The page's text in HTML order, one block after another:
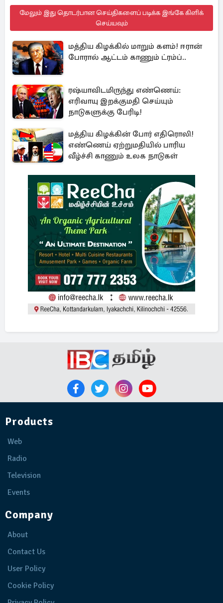
மேலும் இது தொடர்பான செய்திகளைப் படிக்க இங்கே கிளிக்
செய்யவும்
மத்திய கிழக்கில் மாறும் களம்! ஈரான்
போரால் ஆட்டம் காணும் ட்ரம்ப்..
ரஷ்யாவிடமிருந்து எண்ணெய்:
எரிவாயு இறக்குமதி செய்யும்
நாடுகளுக்கு பேரிடி!
மத்திய கிழக்கின் போர் எதிரொலி!
எண்ணெய் ஏற்றுமதியில் பாரிய
வீழ்ச்சி காணும் உலக நாடுகள்
Products
Web
Radio
Television
Events
Company
About
Contact Us
User Policy
Cookie Policy